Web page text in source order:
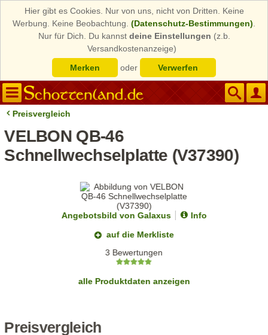
Hier gibt es Cookies. Nur von uns, nicht von Dritten. Keine
Werbung. Keine Beobachtung. (Datenschutz-Bestimmungen)
Nur für Dich. Du kannst deine Einstellungen (z.b.
Versandkostenanzeige)
Merken
oder Verwerfen
Preisvergleich
VELBON QB-46
Schnellwechselplatte (V37390)
Angebotsbild von Galaxus
Info
auf die Merkliste
3 Bewertungen
alle Produktdaten anzeigen
Preisvergleich